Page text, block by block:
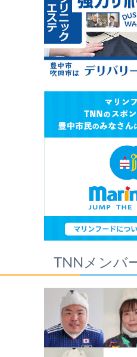
TNNメンバ